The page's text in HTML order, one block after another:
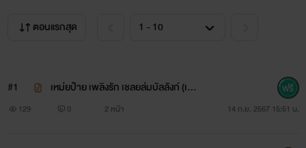
ตอนแรกสุด
#1
เหม่ยป๋าย เพลิงรัก เชลยล่มบัลลังก์ (เล่ม
1)
129 0 2 หน้า 14 ก.ย. 2567 15:51 น.